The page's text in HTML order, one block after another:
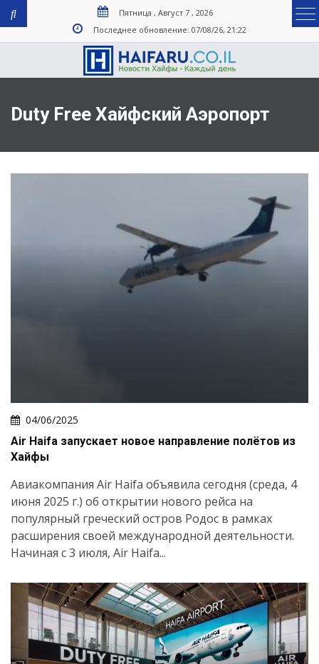
Пятница , Август 7 , 2026
Последнее обновление: 07/08/26, 21:22
Duty Free Хайфский Аэропорт
04/06/2025
Air Haifa запускает новое направление полётов из
Хайфы
Авиакомпания Air Haifa объявила сегодня (среда, 4
июня 2025 г.) об открытии нового рейса на
популярный греческий остров Родос в рамках
расширения своей международной деятельности.
Начиная с 3 июля, Air Haifa...